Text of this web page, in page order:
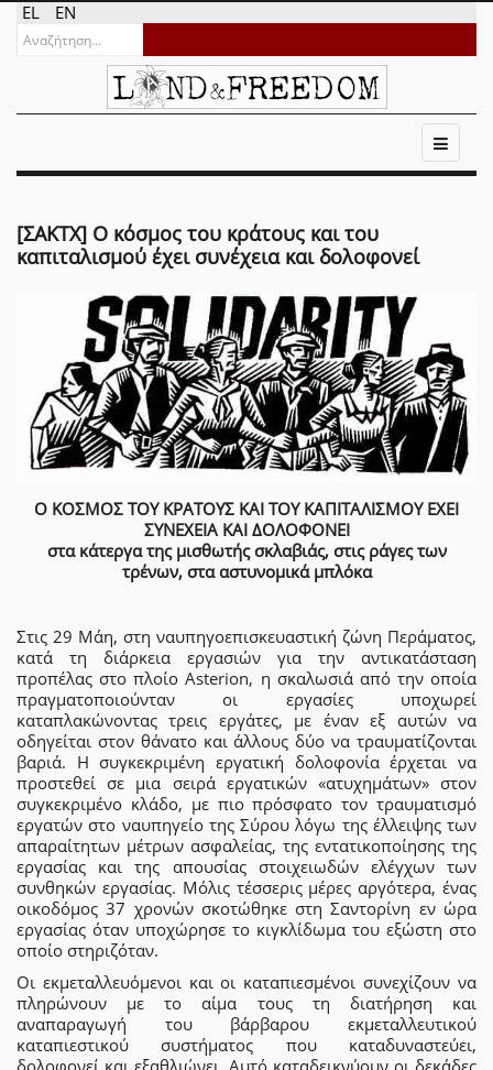
EL EN
[ΣΑΚΤΧ] Ο κόσμος του κράτους και του
καπιταλισμού έχει συνέχεια και δολοφονεί
Ο ΚΟΣΜΟΣ ΤΟΥ ΚΡΑΤΟΥΣ ΚΑΙ ΤΟΥ ΚΑΠΙΤΑΛΙΣΜΟΥ ΕΧΕΙ
ΣΥΝΕΧΕΙΑ ΚΑΙ ΔΟΛΟΦΟΝΕΙ
στα κάτεργα της μισθωτής σκλαβιάς, στις ράγες των
τρένων, στα αστυνομικά μπλόκα
Στις 29 Μάη, στη ναυπηγοεπισκευαστική ζώνη Περάματος,
κατά τη διάρκεια εργασιών για την αντικατάσταση
προπέλας στο πλοίο Asterion, η σκαλωσιά από την οποία
πραγματοποιούνταν οι εργασίες υποχωρεί
καταπλακώνοντας τρεις εργάτες, με έναν εξ αυτών να
οδηγείται στον θάνατο και άλλους δύο να τραυματίζονται
βαριά. Η συγκεκριμένη εργατική δολοφονία έρχεται να
προστεθεί σε μια σειρά εργατικών «ατυχημάτων» στον
συγκεκριμένο κλάδο, με πιο πρόσφατο τον τραυματισμό
εργατών στο ναυπηγείο της Σύρου λόγω της έλλειψης των
απαραίτητων μέτρων ασφαλείας, της εντατικοποίησης της
εργασίας και της απουσίας στοιχειωδών ελέγχων των
συνθηκών εργασίας. Μόλις τέσσερις μέρες αργότερα, ένας
οικοδόμος 37 χρονών σκοτώθηκε στη Σαντορίνη εν ώρα
εργασίας όταν υποχώρησε το κιγκλίδωμα του εξώστη στο
οποίο στηριζόταν.
Οι εκμεταλλευόμενοι και οι καταπιεσμένοι συνεχίζουν να
πληρώνουν με το αίμα τους τη διατήρηση και
αναπαραγωγή του βάρβαρου εκμεταλλευτικού
καταπιεστικού συστήματος που καταδυναστεύει,